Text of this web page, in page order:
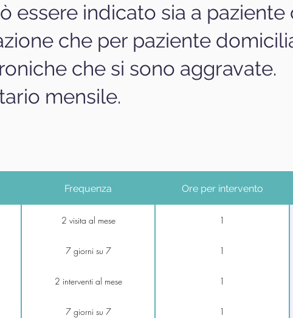
essere indicato sia a
che per paziente
che si sono aggravate.
mensile.
Frequenza Ore per intervento
2 visita al mese 1
7 giorni su 7 1
2 interventi al mese 1
7 giorni su 7 1